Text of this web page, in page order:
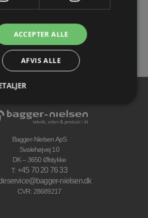
nielsen.dk
33
Bagger-Nielsen ApS
Svalehøjvej 10
DK – 3650 Ølstykke
T: +45 70 20 76 33
nielsen.dk
CVR: 28689217
ACCEPTER ALLE
AFVIS ALLE